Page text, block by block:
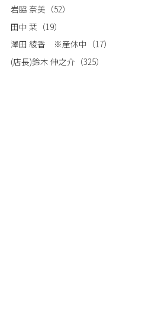
岩脇 奈美 （52）
田中 栞 （19）
澤田 綾香 ※産休中 （17）
(店長)鈴木 伸之介 （325）